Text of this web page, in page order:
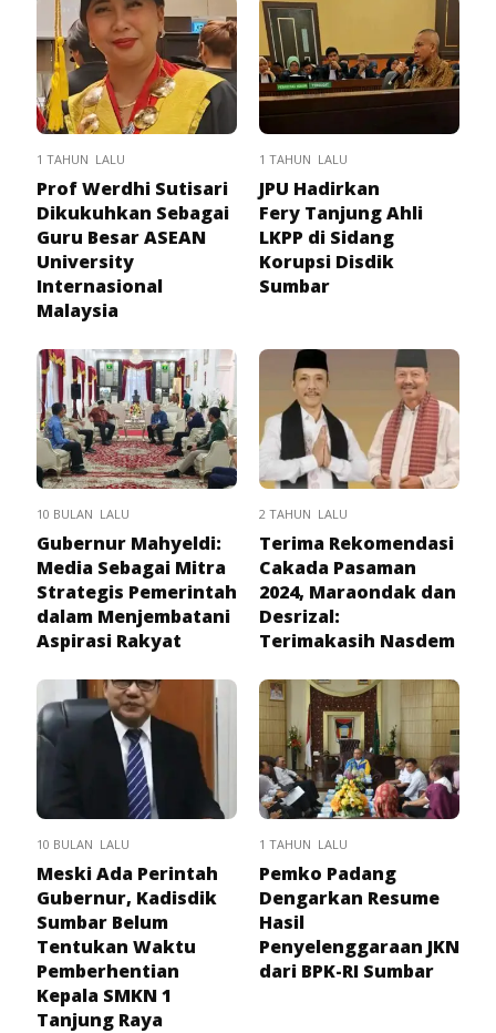
1 TAHUN LALU
Prof Werdhi Sutisari
Dikukuhkan Sebagai
Guru Besar ASEAN
University
Internasional
Malaysia
1 TAHUN LALU
JPU Hadirkan
Fery Tanjung Ahli
LKPP di Sidang
Korupsi Disdik
Sumbar
10 BULAN LALU
Gubernur Mahyeldi:
Media Sebagai Mitra
Strategis Pemerintah
dalam Menjembatani
Aspirasi Rakyat
2 TAHUN LALU
Terima Rekomendasi
Cakada Pasaman
2024, Maraondak dan
Desrizal:
Terimakasih Nasdem
10 BULAN LALU
Meski Ada Perintah
Gubernur, Kadisdik
Sumbar Belum
Tentukan Waktu
Pemberhentian
Kepala SMKN 1
Tanjung Raya
1 TAHUN LALU
Pemko Padang
Dengarkan Resume
Hasil
Penyelenggaraan JKN
dari BPK-RI Sumbar